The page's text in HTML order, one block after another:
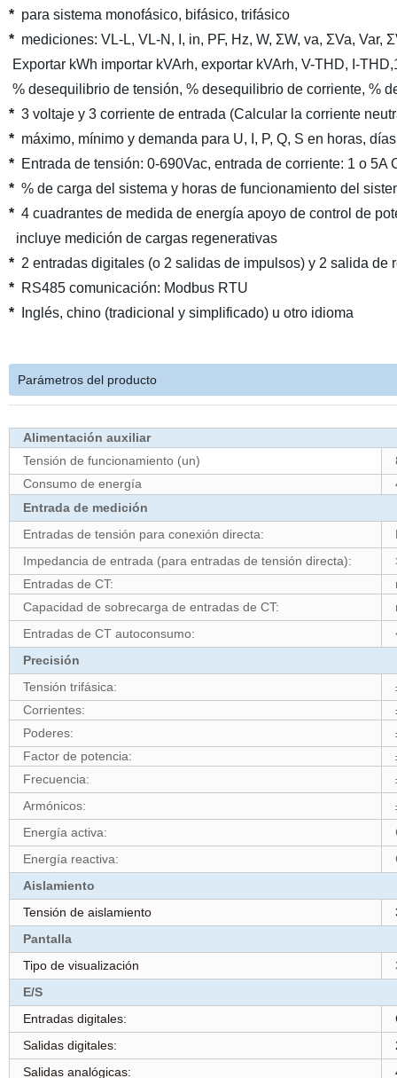
* para sistema monofásico, bifásico, trifásico
* mediciones: VL-L, VL-N, I, in, PF, Hz, W, ΣW, va, ΣVa, Var,
Exportar kWh importar kVArh, exportar kVArh, V-THD, I-
% desequilibrio de tensión, % desequilibrio de corriente, %
* 3 voltaje y 3 corriente de entrada (Calcular la corriente
* máximo, mínimo y demanda para U, I, P, Q, S en horas, días
* Entrada de tensión: 0-690Vac, entrada de corriente: 1 o 5A
* % de carga del sistema y horas de funcionamiento del
* 4 cuadrantes de medida de energía apoyo de control de
incluye medición de cargas regenerativas
* 2 entradas digitales (o 2 salidas de impulsos) y 2 salida de
* RS485 comunicación: Modbus RTU
*
Inglés, chino (tradicional y simplificado) u otro idioma
Parámetros del producto
Alimentación auxiliar
Tensión de funcionamiento (un)
Consumo de energía
Entrada de medición
Entradas de tensión para conexión directa:
Impedancia de entrada (para entradas de tensión directa):
Entradas de CT:
Capacidad de sobrecarga de entradas de CT:
Entradas de CT autoconsumo:
Precisión
Tensión trifásica:
Corrientes:
Poderes:
Factor de potencia:
Frecuencia:
Armónicos:
Energía activa:
Energía reactiva:
Aislamiento
Tensión de aislamiento
Pantalla
Tipo de visualización
E/S
Entradas digitales:
Salidas digitales:
Salidas analógicas: